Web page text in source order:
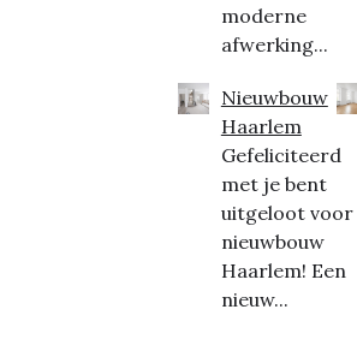
moderne
afwerking...
Nieuwbouw
Haarlem
Gefeliciteerd
met je bent
uitgeloot voor
nieuwbouw
Haarlem! Een
nieuw...